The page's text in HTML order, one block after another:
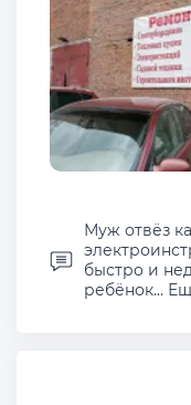
Муж отвёз
быстро и
ребёнок...